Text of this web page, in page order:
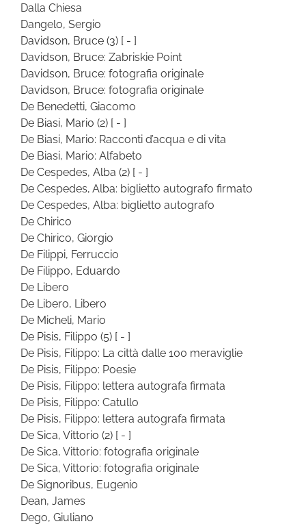
Dalla Chiesa
Dangelo, Sergio
Davidson, Bruce (3) [ - ]
Davidson, Bruce: Zabriskie Point
Davidson, Bruce: fotografia originale
Davidson, Bruce: fotografia originale
De Benedetti, Giacomo
De Biasi, Mario (2) [ - ]
De Biasi, Mario: Racconti d’acqua e di vita
De Biasi, Mario: Alfabeto
De Cespedes, Alba (2) [ - ]
De Cespedes, Alba: biglietto autografo firmato
De Cespedes, Alba: biglietto autografo
De Chirico
De Chirico, Giorgio
De Filippi, Ferruccio
De Filippo, Eduardo
De Libero
De Libero, Libero
De Micheli, Mario
De Pisis, Filippo (5) [ - ]
De Pisis, Filippo: La città dalle 100 meraviglie
De Pisis, Filippo: Poesie
De Pisis, Filippo: lettera autografa firmata
De Pisis, Filippo: Catullo
De Pisis, Filippo: lettera autografa firmata
De Sica, Vittorio (2) [ - ]
De Sica, Vittorio: fotografia originale
De Sica, Vittorio: fotografia originale
De Signoribus, Eugenio
Dean, James
Dego, Giuliano